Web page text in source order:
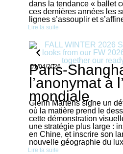
dans la tendance « ballet
ces dernières années les
lignes s’assouplir et
Lire la suite
01/04/2026
Paris-
l’anonymat à
mondiale.
Glenn Martens signe un
où la matière prend le
cette démonstration
une stratégie plus large :
en Chine, et inscrire son
nouvelle géographie du
Lire la suite